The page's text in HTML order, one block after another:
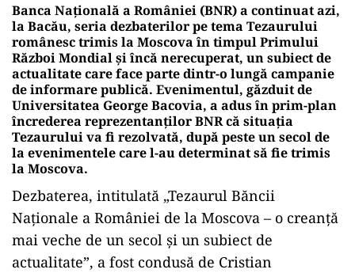
Banca Națională a României (BNR) a continuat azi,
la Bacău, seria dezbaterilor pe tema Tezaurului
românesc trimis la Moscova în timpul Primului
Război Mondial și încă nerecuperat, un subiect de
actualitate care face parte dintr-o lungă campanie
de informare publică. Evenimentul, găzduit de
Universitatea George Bacovia, a adus în prim-plan
încrederea reprezentanților BNR că situația
Tezaurului va fi rezolvată, după peste un secol de
la evenimentele care l-au determinat să fie trimis
la Moscova.
Dezbaterea, intitulată „Tezaurul Băncii
Naționale a României de la Moscova – o creanță
mai veche de un secol și un subiect de
actualitate”, a fost condusă de Cristian